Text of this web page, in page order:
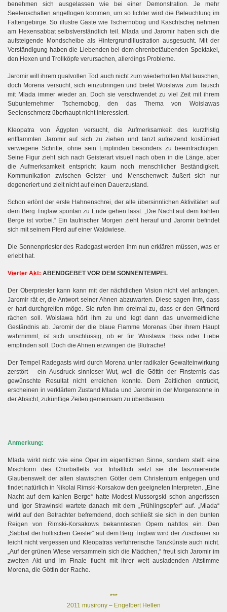
benehmen sich ausgelassen wie bei einer Demonstration. Je mehr
Seelenschatten angeflogen kommen, um so lichter wird die Beleuchtung im
Faltengebirge. So illustre Gäste wie Tschernobog und Kaschtschej nehmen
am Hexensabbat selbstverständlich teil. Mlada und Jaromir haben sich die
aufsteigende Mondscheibe als Hintergrundillustration ausgesucht. Mit der
Verständigung haben die Liebenden bei dem ohrenbetäubenden Spektakel,
den Hexen und Trollköpfe verursachen, allerdings Probleme.
Jaromir will ihrem qualvollen Tod auch nicht zum wiederholten Mal lauschen,
doch Morena versucht, sich einzubringen und bietet Woislawa zum Tausch
mit Mlada immer wieder an. Doch sie verschwendet zu viel Zeit mit ihrem
Subunternehmer Tschernobog, den das Thema von Woislawas
Seelenschmerz überhaupt nicht interessiert.
Kleopatra von Ägypten versucht, die Aufmerksamkeit des kurzfristig
entflammten Jaromir auf sich zu ziehen und tanzt aufreizend kostümiert
verwegene Schritte, ohne sein Empfinden besonders zu beeinträchtigen.
Seine Figur zieht sich nach Geisterart visuell nach oben in die Länge, aber
die Aufmerksamkeit entspricht kaum noch menschlicher Beständigkeit.
Kommunikation zwischen Geister- und Menschenwelt äußert sich nur
degeneriert und zielt nicht auf einen Dauerzustand.
Schon ertönt der erste Hahnenschrei, der alle übersinnlichen Aktivitäten auf
dem Berg Triglaw spontan zu Ende gehen lässt. „Die Nacht auf dem kahlen
Berge ist vorbei.“ Ein taufrischer Morgen zieht herauf und Jaromir befindet
sich mit seinem Pferd auf einer Waldwiese.
Die Sonnenpriester des Radegast werden ihm nun erklären müssen, was er
erlebt hat.
Vierter Akt: ABENDGEBET VOR DEM SONNENTEMPEL
Der Oberpriester kann kann mit der nächtlichen Vision nicht viel anfangen.
Jaromir rät er, die Antwort seiner Ahnen abzuwarten. Diese sagen ihm, dass
er hart durchgreifen möge. Sie rufen ihm dreimal zu, dass er den Giftmord
rächen soll. Woislawa hört ihm zu und legt dann das unvermeidliche
Geständnis ab. Jaromir der die blaue Flamme Morenas über ihrem Haupt
wahrnimmt, ist sich unschlüssig, ob er für Woislawa Hass oder Liebe
empfinden soll. Doch die Ahnen erzwingen die Blutrache!
Der Tempel Radegasts wird durch Morena unter radikaler Gewalteinwirkung
zerstört – ein Ausdruck sinnloser Wut, weil die Göttin der Finsternis das
gewünschte Resultat nicht erreichen konnte. Dem Zeitlichen entrückt,
erscheinen in verklärtem Zustand Mlada und Jaromir in der Morgensonne in
der Absicht, zukünftige Zeiten gemeinsam zu überdauern.
Anmerkung:
Mlada wirkt nicht wie eine Oper im eigentlichen Sinne, sondern stellt eine
Mischform des Chorballetts vor. Inhaltlich setzt sie die faszinierende
Glaubenswelt der alten slawischen Götter dem Christentum entgegen und
findet natürlich in Nikolai Rimski-Korsakow den geeigneten Interpreten. „Eine
Nacht auf dem kahlen Berge“ hatte Modest Mussorgski schon angerissen
und Igor Strawinski wartete danach mit dem „Frühlingsopfer“ auf. „Mlada“
wirkt auf den Betrachter befremdend, doch schließt sie sich in den bunten
Reigen von Rimski-Korsakows bekanntesten Opern nahtlos ein. Den
„Sabbat der höllischen Geister“ auf dem Berg Triglaw wird der Zuschauer so
leicht nicht vergessen und Kleopatras verführerische Tanzkünste auch nicht.
„Auf der grünen Wiese versammeln sich die Mädchen,“ freut sich Jaromir im
zweiten Akt und im Finale flucht mit ihrer weit ausladenden Altstimme
Morena, die Göttin der Rache.
***
2011 musirony – Engelbert Hellen
1